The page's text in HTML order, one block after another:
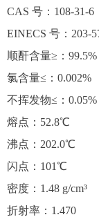
CAS 号：108-31-6
EINECS 号：203-
顺酐含量≥：99.5%
氯含量≤：0.002%
不挥发物≤：0.05%
熔点：52.8℃
沸点：202.0℃
闪点：101℃
密度：1.48 g/cm³
折射率：1.470